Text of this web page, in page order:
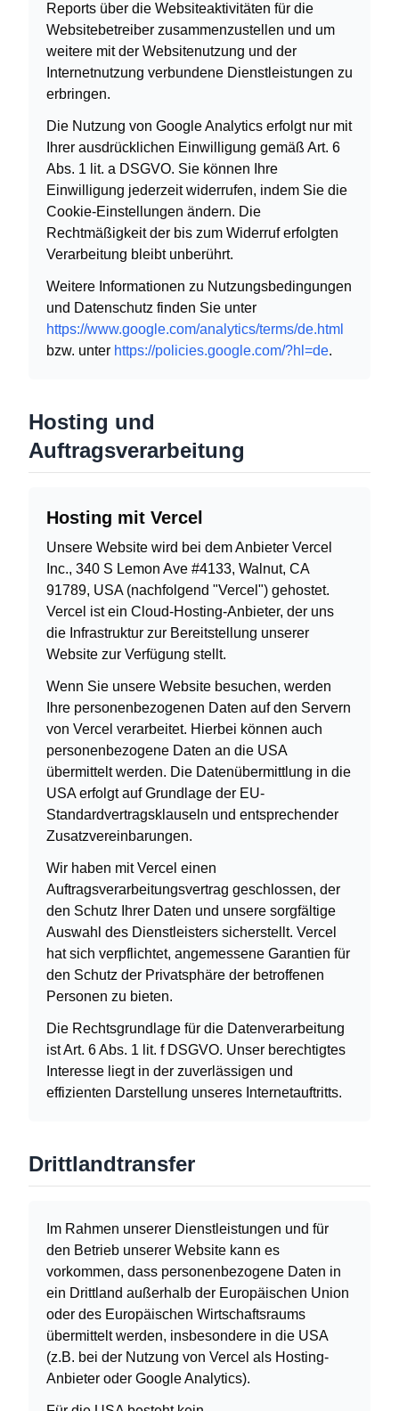
Reports über die Websiteaktivitäten für die
Websitebetreiber zusammenzustellen und um
weitere mit der Websitenutzung und der
Internetnutzung verbundene Dienstleistungen zu
erbringen.
Die Nutzung von Google Analytics erfolgt nur mit
Ihrer ausdrücklichen Einwilligung gemäß Art. 6
Abs. 1 lit. a DSGVO. Sie können Ihre
Einwilligung jederzeit widerrufen, indem Sie die
Cookie-Einstellungen ändern. Die
Rechtmäßigkeit der bis zum Widerruf erfolgten
Verarbeitung bleibt unberührt.
Weitere Informationen zu Nutzungsbedingungen
und Datenschutz finden Sie unter
https://www.google.com/analytics/terms/de.html
bzw. unter https://policies.google.com/?hl=de.
Hosting und
Auftragsverarbeitung
Hosting mit Vercel
Unsere Website wird bei dem Anbieter Vercel
Inc., 340 S Lemon Ave #4133, Walnut, CA
91789, USA (nachfolgend "Vercel") gehostet.
Vercel ist ein Cloud-Hosting-Anbieter, der uns
die Infrastruktur zur Bereitstellung unserer
Website zur Verfügung stellt.
Wenn Sie unsere Website besuchen, werden
Ihre personenbezogenen Daten auf den Servern
von Vercel verarbeitet. Hierbei können auch
personenbezogene Daten an die USA
übermittelt werden. Die Datenübermittlung in die
USA erfolgt auf Grundlage der EU-
Standardvertragsklauseln und entsprechender
Zusatzvereinbarungen.
Wir haben mit Vercel einen
Auftragsverarbeitungsvertrag geschlossen, der
den Schutz Ihrer Daten und unsere sorgfältige
Auswahl des Dienstleisters sicherstellt. Vercel
hat sich verpflichtet, angemessene Garantien für
den Schutz der Privatsphäre der betroffenen
Personen zu bieten.
Die Rechtsgrundlage für die Datenverarbeitung
ist Art. 6 Abs. 1 lit. f DSGVO. Unser berechtigtes
Interesse liegt in der zuverlässigen und
effizienten Darstellung unseres Internetauftritts.
Drittlandtransfer
Im Rahmen unserer Dienstleistungen und für
den Betrieb unserer Website kann es
vorkommen, dass personenbezogene Daten in
ein Drittland außerhalb der Europäischen Union
oder des Europäischen Wirtschaftsraums
übermittelt werden, insbesondere in die USA
(z.B. bei der Nutzung von Vercel als Hosting-
Anbieter oder Google Analytics).